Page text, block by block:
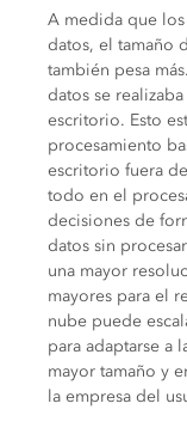
A medida que los
datos, el tamaño
también pesa
datos se
escritorio. Esto
procesamiento
escritorio fuera
todo en el
decisiones de
datos sin
una mayor
mayores para el
nube puede
para adaptarse a
mayor tamaño y
la empresa del